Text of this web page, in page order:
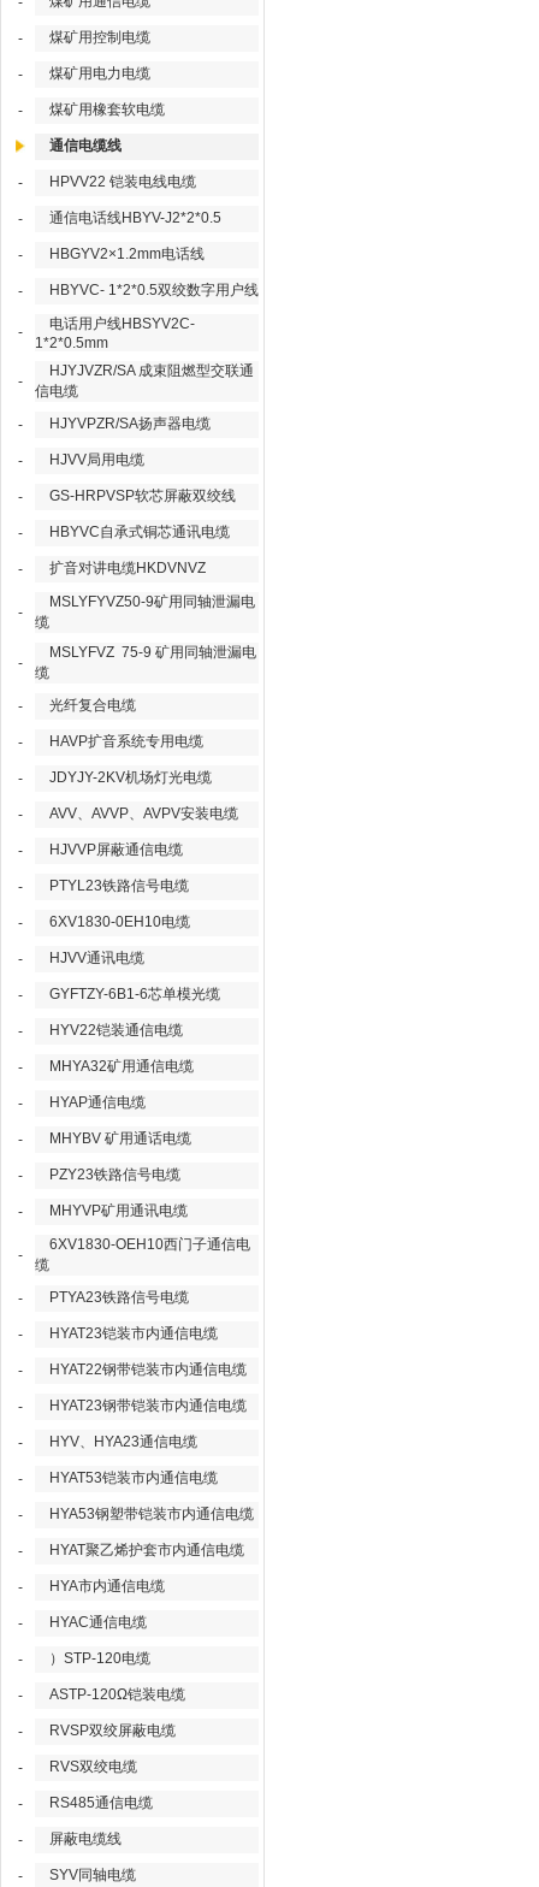
- 煤矿用控制电缆
- 煤矿用电力电缆
- 煤矿用橡套软电缆
通信电缆线
- HPVV22 铠装电线电缆
- 通信电话线HBYV-J2*2*0.5
- HBGYV2×1.2mm电话线
- HBYVC- 1*2*0.5双绞数字用户线
-
电话用户线HBSYV2C-
1*2*0.5mm
-
HJYJVZR/SA 成束阻燃型交联通
信电缆
-
HJYVPZR/SA扬声器电缆
- HJVV局用电缆
- GS-HRPVSP软芯屏蔽双绞线
- HBYVC自承式铜芯通讯电缆
- 扩音对讲电缆HKDVNVZ
-
MSLYFYVZ50-9矿用同轴泄漏电
缆
-
MSLYFVZ 75-9 矿用同轴泄漏电
缆
-
光纤复合电缆
- HAVP扩音系统专用电缆
- JDYJY-2KV机场灯光电缆
- AVV、AVVP、AVPV安装电缆
- HJVVP屏蔽通信电缆
- PTYL23铁路信号电缆
- 6XV1830-0EH10电缆
- HJVV通讯电缆
- GYFTZY-6B1-6芯单模光缆
- HYV22铠装通信电缆
- MHYA32矿用通信电缆
- HYAP通信电缆
- MHYBV 矿用通话电缆
- PZY23铁路信号电缆
- MHYVP矿用通讯电缆
-
6XV1830-OEH10西门子通信电
缆
-
PTYA23铁路信号电缆
- HYAT23铠装市内通信电缆
- HYAT22钢带铠装市内通信电缆
- HYAT23钢带铠装市内通信电缆
- HYV、HYA23通信电缆
- HYAT53铠装市内通信电缆
- HYA53钢塑带铠装市内通信电缆
- HYAT聚乙烯护套市内通信电缆
- HYA市内通信电缆
- HYAC通信电缆
- ）STP-120电缆
- ASTP-120Ω铠装电缆
- RVSP双绞屏蔽电缆
- RVS双绞电缆
- RS485通信电缆
- 屏蔽电缆线
- SYV同轴电缆